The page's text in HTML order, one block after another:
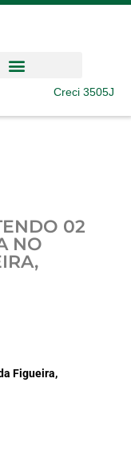
Creci 3505J
02
NO
Figueira,